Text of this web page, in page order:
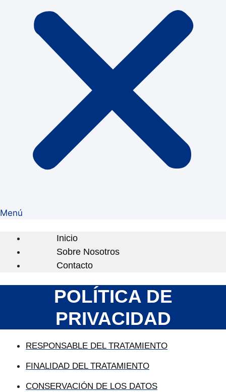
Menú
Inicio
Sobre Nosotros
Contacto
POLÍTICA DE
PRIVACIDAD
RESPONSABLE DEL TRATAMIENTO
FINALIDAD DEL TRATAMIENTO
CONSERVACIÓN DE LOS DATOS